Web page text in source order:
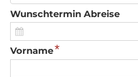
Wunschtermin Abreise
Vorname*